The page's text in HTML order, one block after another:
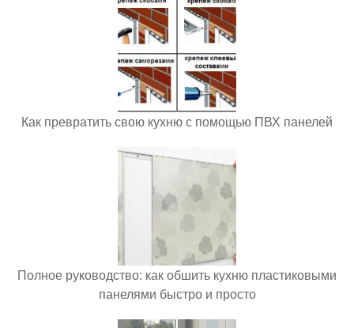
Как превратить свою кухню с помощью ПВХ панелей
Полное руководство: как обшить кухню пластиковыми
панелями быстро и просто